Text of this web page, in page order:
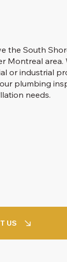
the South
Montreal area.
or industrial
plumbing
needs.
US